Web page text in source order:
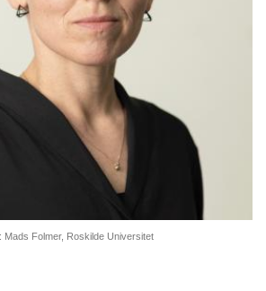
Mads Folmer, Roskilde Universitet